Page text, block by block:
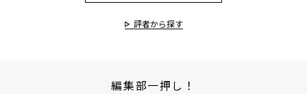
評者から探す
編集部一押し！